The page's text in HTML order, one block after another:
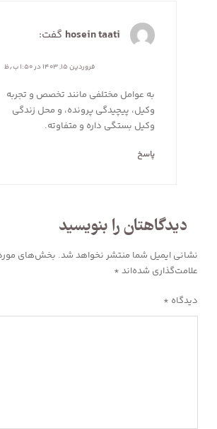
hosein taati گفت:
فروردین ۱۵, ۱۴۰۳ در ۱:۵۰ ب٫ظ
به عوامل مختلفی مانند تخصص و تجربه
وکیل، پیچیدگی پرونده، و محل زندگی
وکیل بستگی داره و متفاوته.
پاسخ
دیدگاهتان را بنویسید
نشانی ایمیل شما منتشر نخواهد شد. بخش‌های
علامت‌گذاری شده‌اند *
دیدگاه *